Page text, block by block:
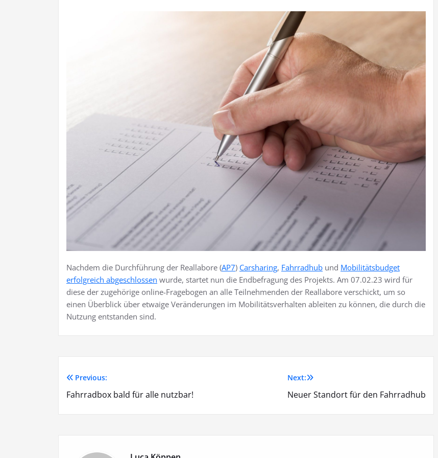
Nachdem die Durchführung der Reallabore (AP7) Carsharing, Fahrradhub und Mobilitätsbudget
erfolgreich abgeschlossen wurde, startet nun die Endbefragung des Projekts. Am 07.02.23 wird für
diese der zugehörige online-Fragebogen an alle Teilnehmenden der Reallabore verschickt, um so
einen Überblick über etwaige Veränderungen im Mobilitätsverhalten ableiten zu können, die durch die
Nutzung entstanden sind.
Beitragsnavigation
Previous:
Fahrradbox bald für alle nutzbar!
Next:
Neuer Standort für den Fahrradhub